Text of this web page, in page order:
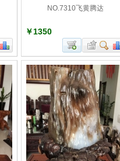
NO.7310飞黄腾达
￥1350